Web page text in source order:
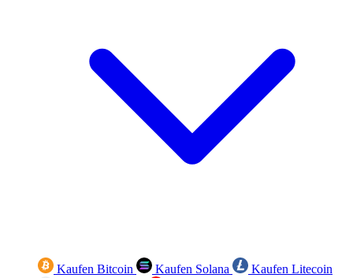
Kaufen Bitcoin Kaufen Solana
Kaufen Litecoin